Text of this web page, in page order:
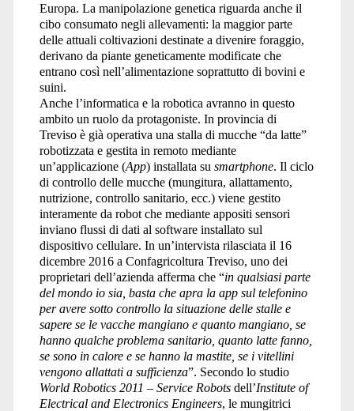
Europa. La manipolazione genetica riguarda anche il
cibo consumato negli allevamenti: la maggior parte
delle attuali coltivazioni destinate a divenire foraggio,
derivano da piante geneticamente modificate che
entrano così nell’alimentazione soprattutto di bovini e
suini.
Anche l’informatica e la robotica avranno in questo
ambito un ruolo da protagoniste. In provincia di
Treviso è già operativa una stalla di mucche “da latte”
robotizzata e gestita in remoto mediante
un’applicazione (App) installata su smartphone. Il ciclo
di controllo delle mucche (mungitura, allattamento,
nutrizione, controllo sanitario, ecc.) viene gestito
interamente da robot che mediante appositi sensori
inviano flussi di dati al software installato sul
dispositivo cellulare. In un’intervista rilasciata il 16
dicembre 2016 a Confagricoltura Treviso, uno dei
proprietari dell’azienda afferma che “in qualsiasi parte
del mondo io sia, basta che apra la app sul telefonino
per avere sotto controllo la situazione delle stalle e
sapere se le vacche mangiano e quanto mangiano, se
hanno qualche problema sanitario, quanto latte fanno,
se sono in calore e se hanno la mastite, se i vitellini
vengono allattati a sufficienza”. Secondo lo studio
World Robotics 2011 – Service Robotsdell’Institute of
Electrical and Electronics Engineers, le mungitrici